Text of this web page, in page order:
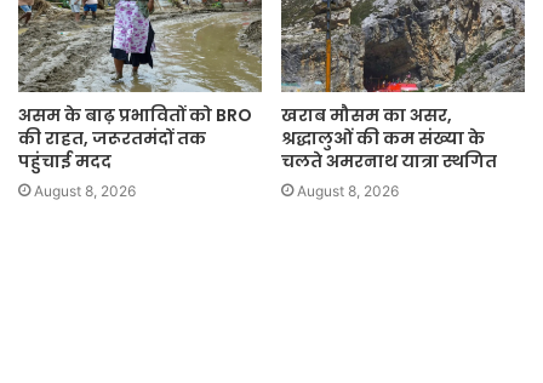
असम के बाढ़ प्रभावितों को BRO
की राहत, जरूरतमंदों तक
पहुंचाई मदद
August 8, 2026
खराब मौसम का असर,
श्रद्धालुओं की कम संख्या के
चलते अमरनाथ यात्रा स्थगित
August 8, 2026